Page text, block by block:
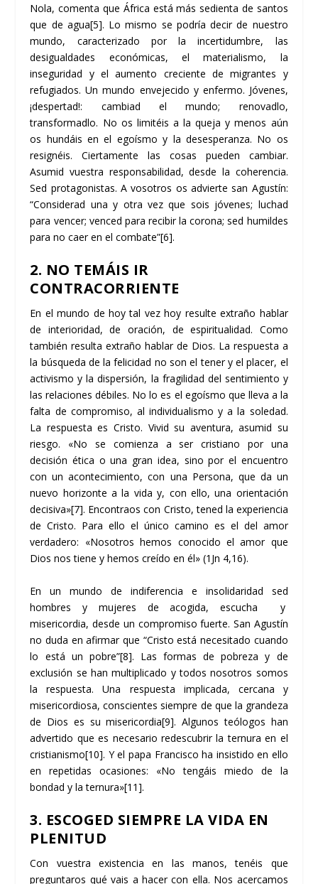
Nola, comenta que África está más sedienta de santos
que de agua[5]. Lo mismo se podría decir de nuestro
mundo, caracterizado por la incertidumbre, las
desigualdades económicas, el materialismo, la
inseguridad y el aumento creciente de migrantes y
refugiados. Un mundo envejecido y enfermo. Jóvenes,
¡despertad!: cambiad el mundo; renovadlo,
transformadlo. No os limitéis a la queja y menos aún
os hundáis en el egoísmo y la desesperanza. No os
resignéis. Ciertamente las cosas pueden cambiar.
Asumid vuestra responsabilidad, desde la coherencia.
Sed protagonistas. A vosotros os advierte san Agustín:
“Considerad una y otra vez que sois jóvenes; luchad
para vencer; venced para recibir la corona; sed humildes
para no caer en el combate”[6].
2. NO TEMÁIS IR
CONTRACORRIENTE
En el mundo de hoy tal vez hoy resulte extraño hablar
de interioridad, de oración, de espiritualidad. Como
también resulta extraño hablar de Dios. La respuesta a
la búsqueda de la felicidad no son el tener y el placer, el
activismo y la dispersión, la fragilidad del sentimiento y
las relaciones débiles. No lo es el egoísmo que lleva a la
falta de compromiso, al individualismo y a la soledad.
La respuesta es Cristo. Vivid su aventura, asumid su
riesgo. «No se comienza a ser cristiano por una
decisión ética o una gran idea, sino por el encuentro
con un acontecimiento, con una Persona, que da un
nuevo horizonte a la vida y, con ello, una orientación
decisiva»[7]. Encontraos con Cristo, tened la experiencia
de Cristo. Para ello el único camino es el del amor
verdadero: «Nosotros hemos conocido el amor que
Dios nos tiene y hemos creído en él» (1Jn 4,16).
En un mundo de indiferencia e insolidaridad sed
hombres y mujeres de acogida, escucha y
misericordia, desde un compromiso fuerte. San Agustín
no duda en afirmar que “Cristo está necesitado cuando
lo está un pobre”[8]. Las formas de pobreza y de
exclusión se han multiplicado y todos nosotros somos
la respuesta. Una respuesta implicada, cercana y
misericordiosa, conscientes siempre de que la grandeza
de Dios es su misericordia[9]. Algunos teólogos han
advertido que es necesario redescubrir la ternura en el
cristianismo[10]. Y el papa Francisco ha insistido en ello
en repetidas ocasiones: «No tengáis miedo de la
bondad y la ternura»[11].
3. ESCOGED SIEMPRE LA VIDA EN
PLENITUD
Con vuestra existencia en las manos, tenéis que
preguntaros qué vais a hacer con ella. Nos acercamos